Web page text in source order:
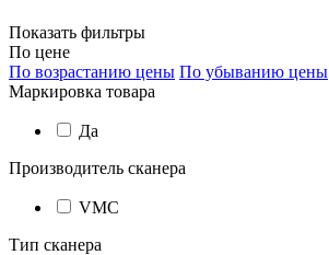
Показать фильтры
По цене
По возрастанию цены По убыванию цены
Маркировка товара
Да
Производитель сканера
VMC
Тип сканера